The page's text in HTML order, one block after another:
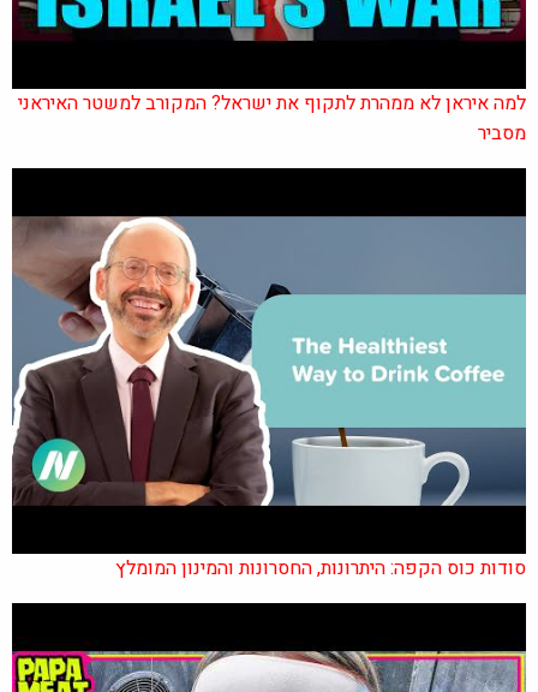
למה איראן לא ממהרת לתקוף את ישראל? המקורב למשטר האיראני
מסביר
סודות כוס הקפה: היתרונות, החסרונות והמינון המומלץ